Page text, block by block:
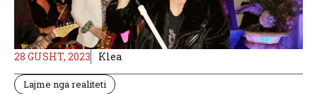
28 GUSHT, 2023 Klea
Lajme nga realiteti